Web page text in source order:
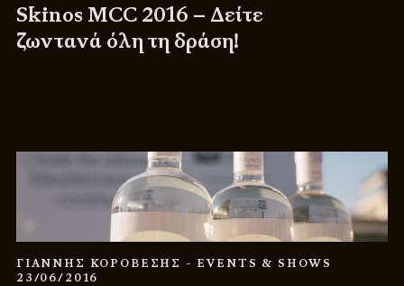
Skinos MCC 2016 – Δείτε
ζωντανά όλη τη δράση!
ΓΙΑΝΝΗΣ ΚΟΡΟΒΕΣΗΣ - EVENTS & SHOWS
23/06/2016